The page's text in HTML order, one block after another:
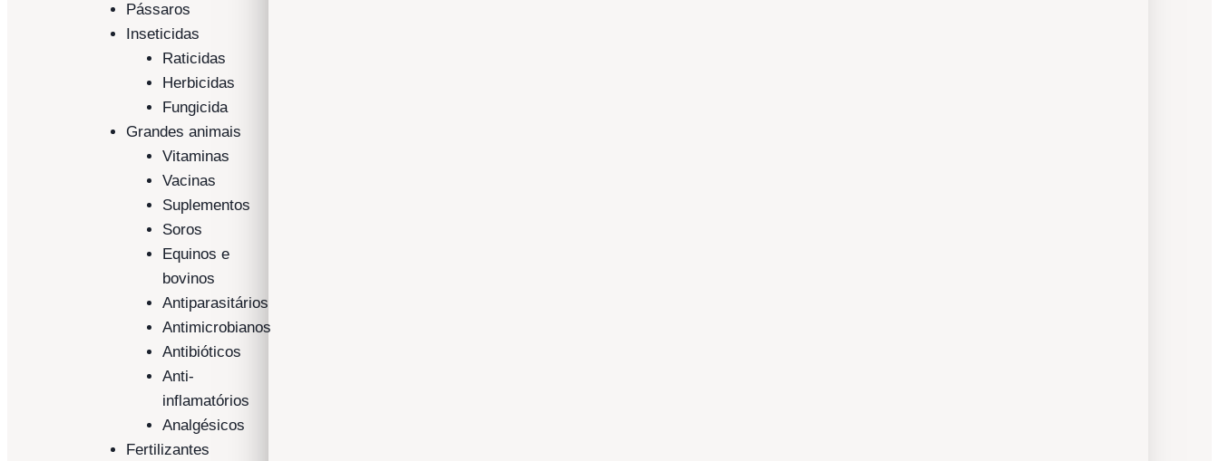
Pássaros
Inseticidas
Raticidas
Herbicidas
Fungicida
Grandes animais
Vitaminas
Vacinas
Suplementos
Soros
Equinos e
bovinos
Antiparasitários
Antimicrobianos
Antibióticos
Anti-
inflamatórios
Analgésicos
Fertilizantes